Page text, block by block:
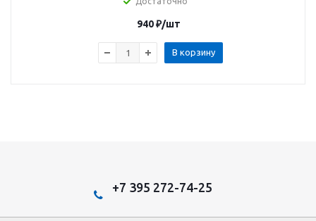
940₽/шт
В корзину
+7 395 272-74-25